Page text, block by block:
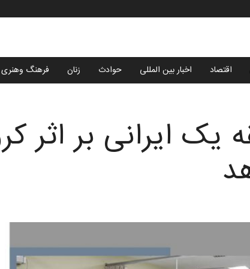
اقتصاد اخبار بین المللی حوادث زنان فرهنگ وهنری
یک ایرانی بر اثر